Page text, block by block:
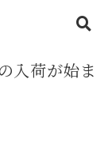
入荷が始ま